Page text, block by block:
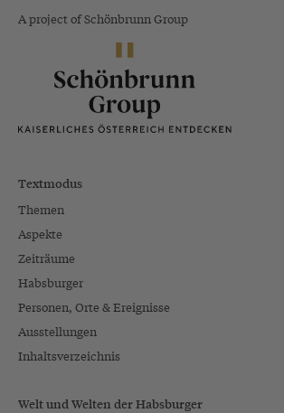
A project of Schönbrunn Group
Textmodus
Themen
Aspekte
Zeiträume
Habsburger
Personen, Orte & Ereignisse
Ausstellungen
Inhaltsverzeichnis
Welt und Welten der Habsburger